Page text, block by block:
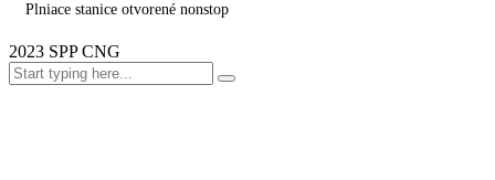
Plniace stanice otvorené nonstop
2023 SPP CNG